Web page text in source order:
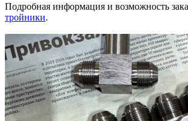
Подробная информация и возможность
тройники.